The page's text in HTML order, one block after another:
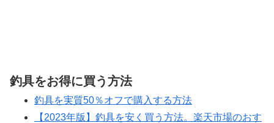
釣具をお得に買う方法
釣具を実質50％オフで購入する方法
【2023年版】釣具を安く買う方法。楽天市場のおす